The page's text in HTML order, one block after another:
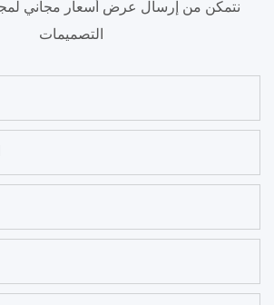
نتمكن من إرسال عرض أسعار مجاني
التصميمات